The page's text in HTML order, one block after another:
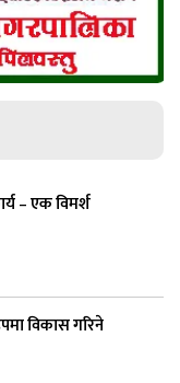
– एक विमर्श
विकास गरिने